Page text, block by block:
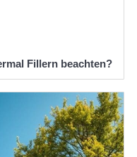
Fillern beachten?